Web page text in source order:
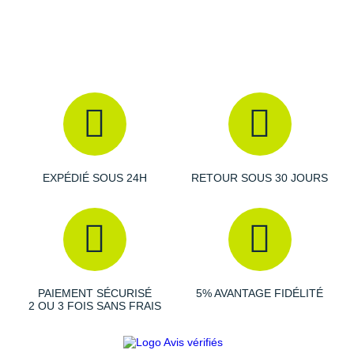
EXPÉDIÉ SOUS 24H RETOUR SOUS 30 JOURS
PAIEMENT SÉCURISÉ
2 OU 3 FOIS SANS FRAIS
5% AVANTAGE FIDÉLITÉ
Thuasne
Under Armour
X-Socks
+ Voir toutes les marques